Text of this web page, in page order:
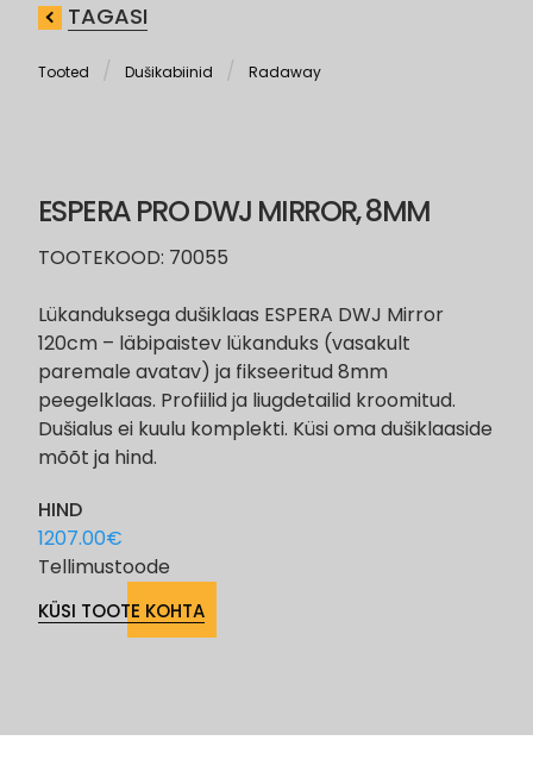
TAGASI
Tooted Dušikabiinid Radaway
ESPERA PRO DWJ MIRROR, 8MM
TOOTEKOOD: 70055
Lükanduksega dušiklaas ESPERA DWJ Mirror
120cm – läbipaistev lükanduks (vasakult
paremale avatav) ja fikseeritud 8mm
peegelklaas. Profiilid ja liugdetailid kroomitud.
Dušialus ei kuulu komplekti. Küsi oma dušiklaaside
mõõt ja hind.
HIND
1207.00€
Tellimustoode
KÜSI TOOTE KOHTA